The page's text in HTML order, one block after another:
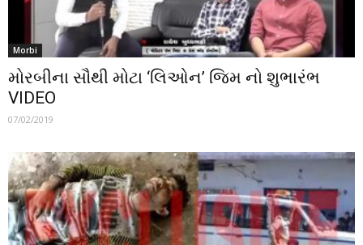
Morbi
મોરબીના સૌથી મોટા ‘લિઓન’ જિમ નો શુભારંભ
VIDEO
07/02/2019